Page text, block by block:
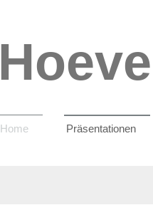
Home Präsentationen